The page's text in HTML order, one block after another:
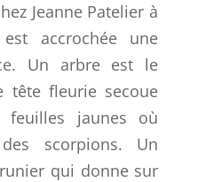
Jeanne Patelier à
accrochée une
Un arbre est le
tête fleurie secoue
jaunes où
scorpions. Un
qui donne sur